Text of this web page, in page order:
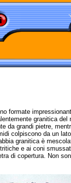
formate
granitica
da grandi pietre,
colpiscono da un
granitica è
e ai coni
di copertura. Non